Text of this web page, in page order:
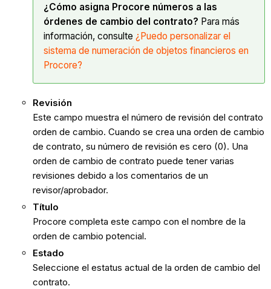
¿Cómo asigna Procore números a las
órdenes de cambio del contrato? Para más
información, consulte ¿Puedo personalizar el
sistema de numeración de objetos financieros en
Procore?
Revisión
Este campo muestra el número de revisión del contrato
orden de cambio. Cuando se crea una orden de cambio
de contrato, su número de revisión es cero (0). Una
orden de cambio de contrato puede tener varias
revisiones debido a los comentarios de un
revisor/aprobador.
Título
Procore completa este campo con el nombre de la
orden de cambio potencial.
Estado
Seleccione el estatus actual de la orden de cambio del
contrato.